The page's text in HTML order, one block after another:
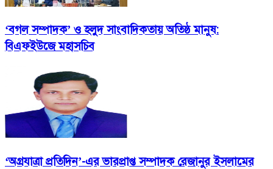
‘বগল সম্পাদক’ ও হলুদ সাংবাদিকতায় অতিষ্ঠ মানুষ:
বিএফইউজে মহাসচিব
‘অগ্রযাত্রা প্রতিদিন’-এর ভারপ্রাপ্ত সম্পাদক রেজানুর ইসলামের